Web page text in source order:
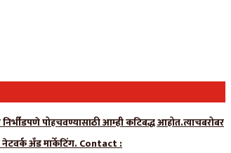
पोहचवण्यासाठी आम्ही कटिबद्ध आहोत.त्याचबरोबर
नेटवर्क अँड मार्केटिंग. Contact :